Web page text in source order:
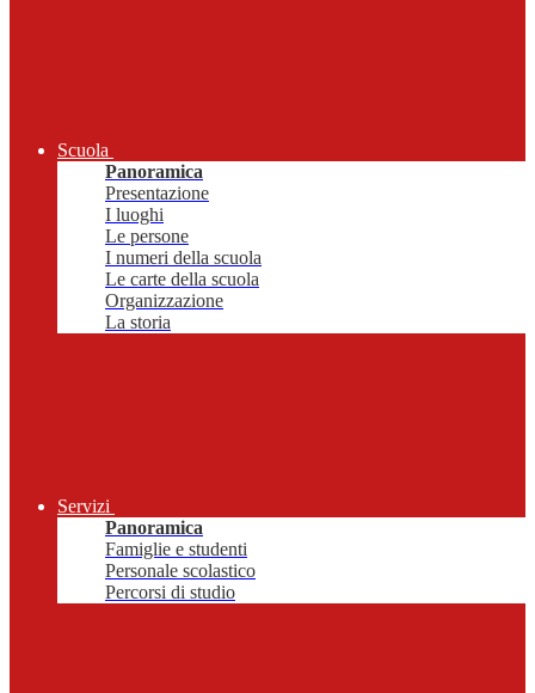
Scuola
Panoramica
Presentazione
I luoghi
Le persone
I numeri della scuola
Le carte della scuola
Organizzazione
La storia
Servizi
Panoramica
Famiglie e studenti
Personale scolastico
Percorsi di studio